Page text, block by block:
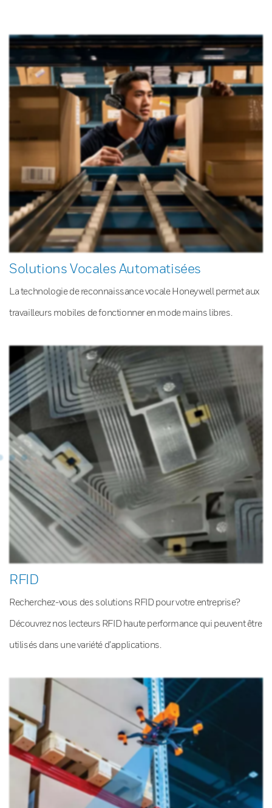
Solutions Vocales Automatisées
La technologie de reconnaissance vocale Honeywell permet aux
travailleurs mobiles de fonctionner en mode mains libres.
RFID
Recherchez-vous des solutions RFID pour votre entreprise?
Découvrez nos lecteurs RFID haute performance qui peuvent être
utilisés dans une variété d’applications.